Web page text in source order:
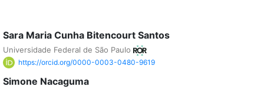
Sara Maria Cunha Bitencourt Santos
Universidade Federal de São Paulo
https://orcid.org/0000-0003-0480-9619
Simone Nacaguma